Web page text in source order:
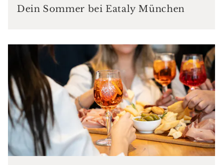
Dein Sommer bei Eataly München